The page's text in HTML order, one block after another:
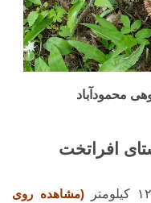
محمودآباد
افراتخت
(مشاهده روی